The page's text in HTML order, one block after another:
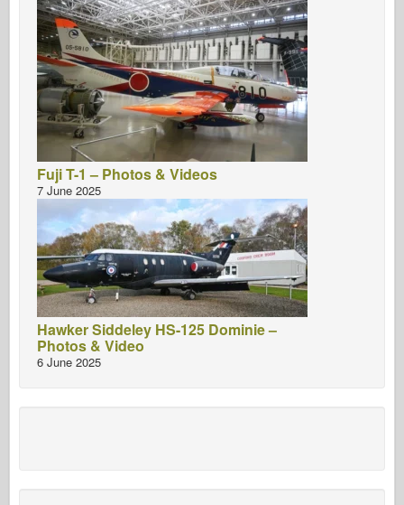
Fuji T-1 – Photos & Videos
7 June 2025
Hawker Siddeley HS-125 Dominie –
Photos & Video
6 June 2025